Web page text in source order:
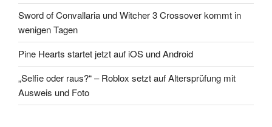
Sword of Convallaria und Witcher 3 Crossover kommt in
wenigen Tagen
Pine Hearts startet jetzt auf iOS und Android
„Selfie oder raus?“ – Roblox setzt auf Altersprüfung mit
Ausweis und Foto